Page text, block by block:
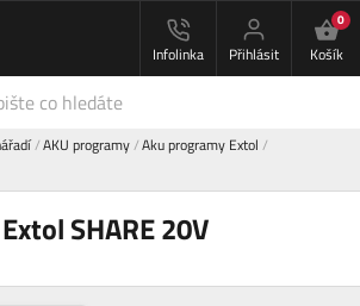
Infolinka Přihlásit
0
Košík
AKU programy Aku programy Extol
SHARE 20V